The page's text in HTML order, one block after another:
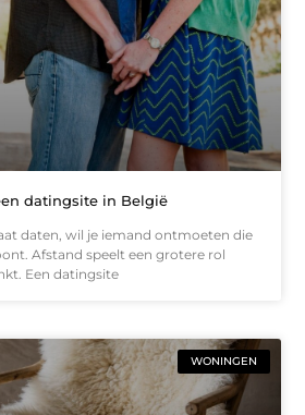
datingsite in België
daten, wil je iemand ontmoeten die
Afstand speelt een grotere rol
Een datingsite
WONINGEN